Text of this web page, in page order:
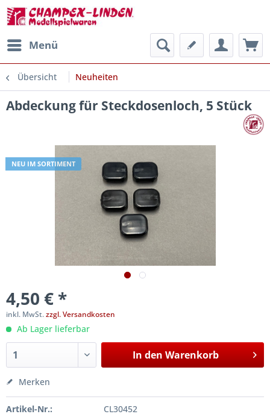
Menü
Übersicht Neuheiten
Abdeckung für Steckdosenloch, 5 Stück
NEU IM SORTIMENT
4,50 € *
inkl. MwSt.zzgl. Versandkosten
Ab Lager lieferbar
In den Warenkorb
Merken
Artikel-Nr.:
CL30452